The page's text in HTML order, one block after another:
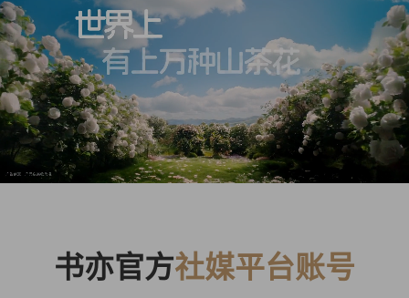
书亦官方社媒平台账号